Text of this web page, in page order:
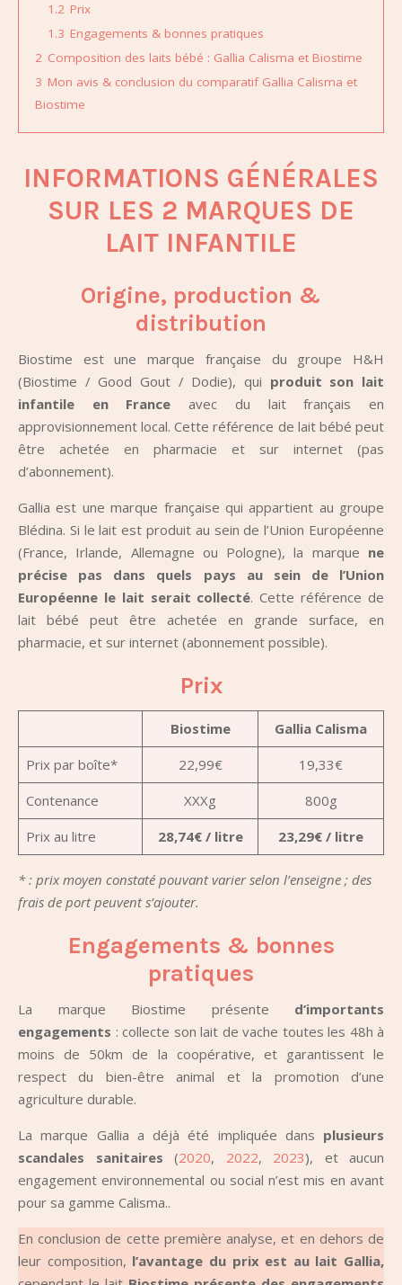
1.2 Prix
1.3 Engagements & bonnes pratiques
2 Composition des laits bébé : Gallia Calisma et Biostime
3 Mon avis & conclusion du comparatif Gallia Calisma et
Biostime
INFORMATIONS GÉNÉRALES
SUR LES 2 MARQUES DE
LAIT INFANTILE
Origine, production &
distribution
Biostime est une marque française du groupe H&H
(Biostime / Good Gout / Dodie), qui produit son lait
infantile en France avec du lait français en
approvisionnement local. Cette référence de lait bébé peut
être achetée en pharmacie et sur internet (pas
d’abonnement).
Gallia est une marque française qui appartient au groupe
Blédina. Si le lait est produit au sein de l’Union Européenne
(France, Irlande, Allemagne ou Pologne), la marque ne
précise pas dans quels pays au sein de l’Union
Européenne le lait serait collecté. Cette référence de
lait bébé peut être achetée en grande surface, en
pharmacie, et sur internet (abonnement possible).
Prix
Biostime
Gallia Calisma
Prix par boîte*
22,99€
19,33€
Contenance
XXXg
800g
Prix au litre
28,74€ / litre 23,29€ / litre
* : prix moyen constaté pouvant varier selon l’enseigne ; des
frais de port peuvent s’ajouter.
Engagements & bonnes
pratiques
La marque Biostime présente d’importants
engagements : collecte son lait de vache toutes les 48h à
moins de 50km de la coopérative, et garantissent le
respect du bien-être animal et la promotion d’une
agriculture durable.
La marque Gallia a déjà été impliquée dans plusieurs
scandales sanitaires (2020, 2022, 2023), et aucun
engagement environnemental ou social n’est mis en avant
pour sa gamme Calisma..
En conclusion de cette première analyse, et en dehors de
leur composition, l’avantage du prix est au lait Gallia,